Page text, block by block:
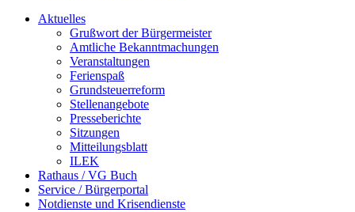
Aktuelles
Grußwort der Bürgermeister
Amtliche Bekanntmachungen
Veranstaltungen
Ferienspaß
Grundsteuerreform
Stellenangebote
Presseberichte
Sitzungen
Mitteilungsblatt
ILEK
Rathaus / VG Buch
Service / Bürgerportal
Notdienste und Krisendienste